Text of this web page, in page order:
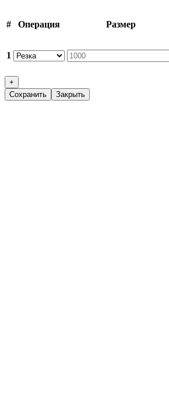
# Операция Размер
1
+
Сохранить
Закрыть